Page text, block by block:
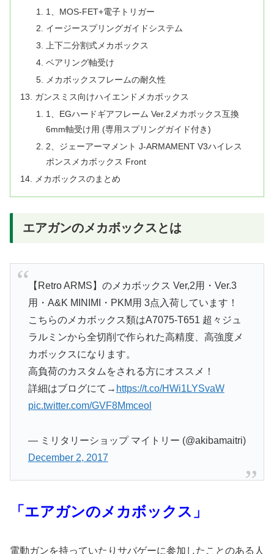
1、MOS-FET+電子トリガー
イージースプリングガイドシステム
上下二分割式メカボックス
ベアリング軸受け
メカボックスフレームの耐久性
ガンスミス向けハイエンドメカボックス
1、EGハードギアフレーム Ver.2メカボックス互換
6mm軸受け用 (専用スプリングガイド付き)
2、ジェーアーマメント J-ARMAMENT V3ハイレス
ポンスメカボックス Front
メカボックスのまとめ
エアガンのメカボックスとは
【Retro ARMS】のメカボックス Ver,2用・Ver.3
用・A&K MINIMI・PKM用 3点入荷しています！
こちらのメカボックス類はA7075-T651 超々ジュ
ラルミンから全切削で作られた高精度、高強度メ
カボックスになります。
高負荷のカスタムをされる方にオススメ！
詳細はブログにて→ https://t.co/HWi1LYSvaW
pic.twitter.com/GVF8Mmceol
— ミリタリーショップ マイトリー (@akibamaitri)
December 2, 2017
「エアガンのメカボックス」
電動ガンを持っていたりサバゲーに参加したことのある人